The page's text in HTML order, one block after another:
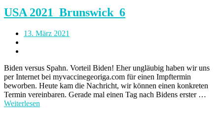
USA 2021_Brunswick_6
13. März 2021
Biden versus Spahn. Vorteil Biden! Eher ungläubig haben wir uns
per Internet bei myvaccinegeoriga.com für einen Impftermin
beworben. Heute kam die Nachricht, wir können einen konkreten
Termin vereinbaren. Gerade mal einen Tag nach Bidens erster …
Weiterlesen